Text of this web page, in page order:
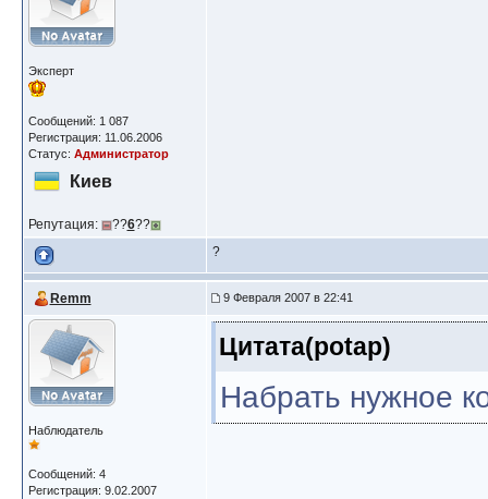
Эксперт
Сообщений: 1 087
Регистрация: 11.06.2006
Статус: Администратор
Киев
Репутация: ??6??
?
Remm 9 Февраля 2007 в 22:41
Наблюдатель
Сообщений: 4
Регистрация: 9.02.2007
Цитата(potap)
Набрать нужное